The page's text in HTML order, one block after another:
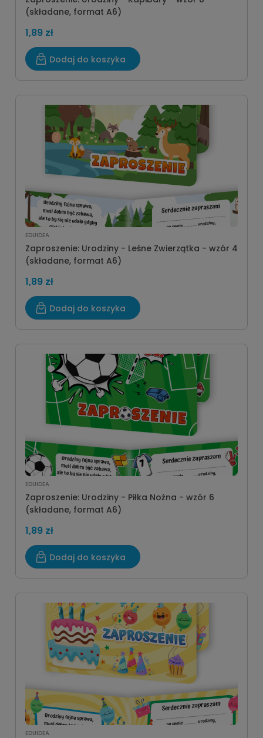
(składane, format A6)
1,89 zł
Dodaj do koszyka
EDUIDEA
Zaproszenie: Urodziny - Leśne Zwierzątka - wzór 4
(składane, format A6)
1,89 zł
Dodaj do koszyka
EDUIDEA
Zaproszenie: Urodziny - Piłka Nożna - wzór 6
(składane, format A6)
1,89 zł
Dodaj do koszyka
EDUIDEA